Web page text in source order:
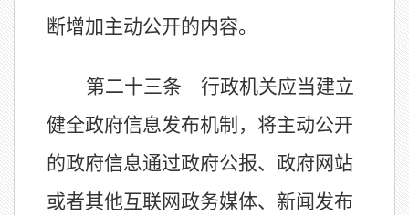
断增加主动公开的内容。
第二十三条 行政机关应当建立
健全政府信息发布机制，将主动公开
的政府信息通过政府公报、政府网站
或者其他互联网政务媒体、新闻发布